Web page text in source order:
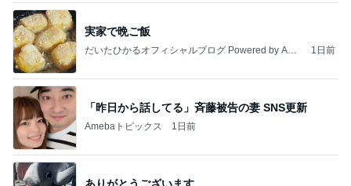
実家で晩ご飯
だいたひかるオフィシャルブログ Powered by Ame
1日前
「昨日から話してる」斉藤被告の妻 SNS更新
Amebaトピックス 1日前